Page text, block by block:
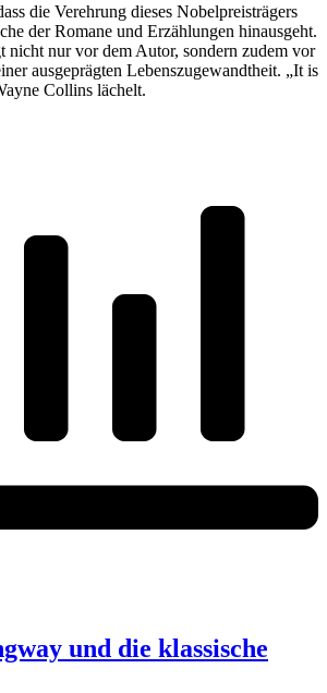
die Verehrung dieses Nobelpreisträgers
der Romane und Erzählungen hinausgeht.
nicht nur vor dem Autor, sondern zudem vor
ausgeprägten Lebenszugewandtheit. „It is
Collins lächelt.
und die klassische